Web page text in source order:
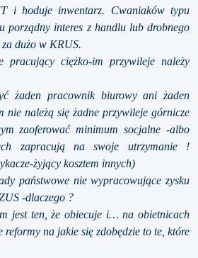
i hoduje inwentarz. Cwaniaków typu
porządny interes z handlu lub drobnego
za dużo w KRUS.
ciężko-im przywileje należy
żaden pracownik biurowy ani żaden
nie należą się żadne przywileje górnicze
zaoferować minimum socjalne -albo
zapracują na swoje utrzymanie !
żyjący kosztem innych)
państwowe nie wypracowujące zysku
-dlaczego ?
jest ten, że obiecuje i… na obietnicach
reformy na jakie się zdobędzie to te, które